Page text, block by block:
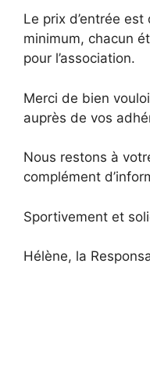
Le prix d’entrée
minimum, chacun
pour l’association.
Merci de bien
auprès de vos
Nous restons à
complément
Sportivement et
Hélène, la